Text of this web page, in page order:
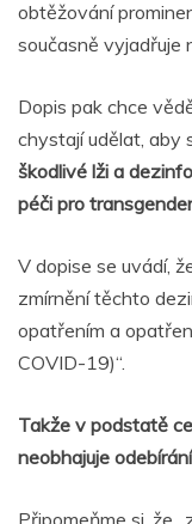
obtěžování
současně vyjadřuje
Dopis pak chce
chystají udělat, aby
škodlivé lži a
péči pro
V dopise se uvádí,
zmírnění těchto
opatřením a
COVID-19)“.
Takže v podstatě
neobhajuje
Připomeňme si, že